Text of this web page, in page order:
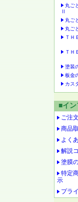
丸ご
Ⅱ
丸ご
丸ご
ＴＨ
ＴＨ
塗装
板金
カス
■イ
ご注
商品
よく
解説
塗膜
特定
示
プラ